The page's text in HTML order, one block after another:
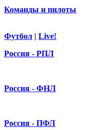
Команды и пилоты
Футбол | Live!
Россия - РПЛ
Россия - ФНЛ
Россия - ПФЛ